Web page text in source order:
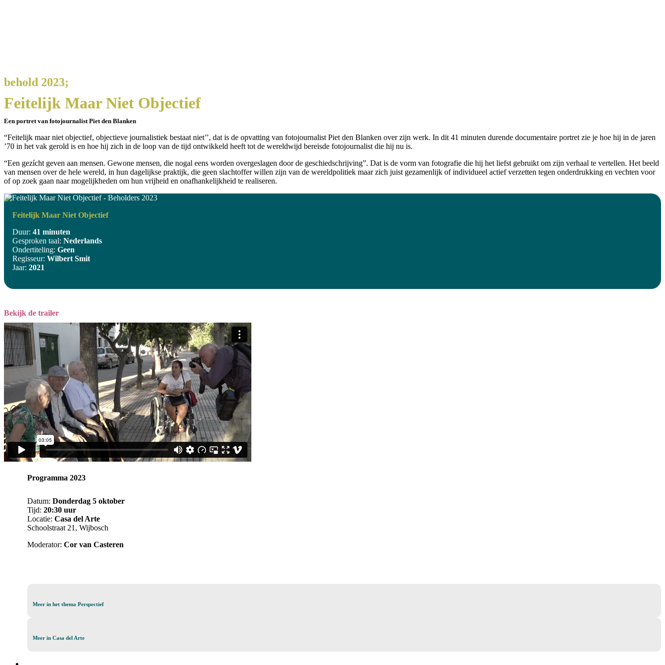
behold 2023;
Feitelijk Maar Niet Objectief
Een portret van fotojournalist Piet den Blanken
“Feitelijk maar niet objectief, objectieve journalistiek bestaat niet’’, dat is de opvatting van fotojournalist Piet den Blanken over zijn werk. In dit 41 minuten durende documentaire portret zie je hoe hij in de jaren
’70 in het vak gerold is en hoe hij zich in de loop van de tijd ontwikkeld heeft tot de wereldwijd bereisde fotojournalist die hij nu is.
“Een gezícht geven aan mensen. Gewone mensen, die nogal eens worden overgeslagen door de geschiedschrijving”. Dat is de vorm van fotografie die hij het liefst gebruikt om zijn verhaal te vertellen. Het beeld
van mensen over de hele wereld, in hun dagelijkse praktijk, die geen slachtoffer willen zijn van de wereldpolitiek maar zich juist gezamenlijk of individueel actief verzetten tegen onderdrukking en vechten voor
of op zoek gaan naar mogelijkheden om hun vrijheid en onafhankelijkheid te realiseren.
Feitelijk Maar Niet Objectief
Duur:41 minuten
Gesproken taal:Nederlands
Ondertiteling:Geen
Regisseur:Wilbert Smit
Jaar:2021
Bekijk de trailer
Programma 2023
Datum: Donderdag 5 oktober
Tijd: 20:30 uur
Locatie: Casa del Arte
Schoolstraat 21, Wijbosch
Moderator: Cor van Casteren
Meer
Perspectief
Meer in het thema Perspectief
Meer
Meer in Casa del Arte